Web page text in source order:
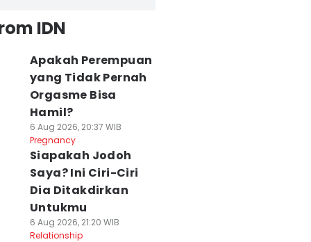
IDN
Apakah Perempuan
yang Tidak Pernah
Orgasme Bisa
Hamil?
6 Aug 2026, 20:37 WIB
Pregnancy
Siapakah Jodoh
Saya? Ini Ciri-Ciri
Dia Ditakdirkan
Untukmu
6 Aug 2026, 21:20 WIB
Relationship